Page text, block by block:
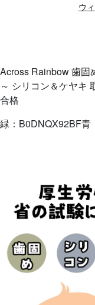
ウ
Across Rainbow 歯固
～ シリコン＆ケヤキ
合格
緑：B0DNQX92BF青